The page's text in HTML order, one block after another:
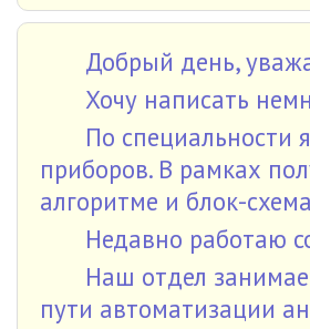
Добрый день,
Хочу написать
По специальности
приборов. В рамках
алгоритме и блок-
Недавно работаю
Наш отдел
пути автоматизации